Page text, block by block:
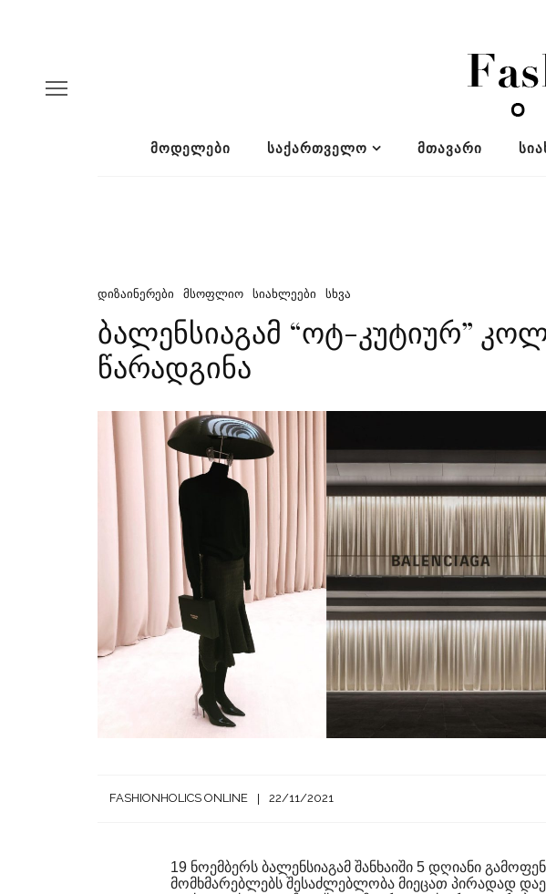
ᲛᲝᲓᲔᲚᲔᲑᲘ ᲡᲐᲥᲐᲠᲗᲕᲔᲚᲝ ᲛᲗᲐᲕᲐᲠᲘ
ᲓᲘᲖᲐᲘᲜᲔᲠᲔᲑᲘ ᲛᲡᲝᲤᲚᲘᲝ ᲡᲘᲐᲮᲚᲔᲔᲑᲘ ᲡᲮᲕᲐ
ბალენსიაგამ “ოტ-კუტიურ”
წარადგინა
FASHIONHOLICS ONLINE 22/11/2021
19 ნოემბერს ბალენსიაგამ შანხაიში 5 დღიანი
მომხმარებლებს შესაძლებლობა მიეცათ პირადად